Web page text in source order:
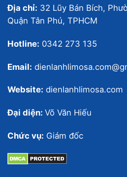
Địa chỉ: 32 Lũy Bán Bích,
Quận Tân Phú, TPHCM
Hotline: 0342 273 135
Email:
Website: dienlanhlimosa.com
Đại diện: Võ Văn Hiếu
Chức vụ: Giám đốc